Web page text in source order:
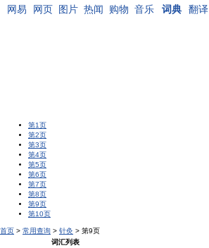
网易 网页 图片 热闻 购物 音乐 词典 翻译
第1页
第2页
第3页
第4页
第5页
第6页
第7页
第8页
第9页
第10页
首页 > 常用查询 > 针灸 > 第9页
词汇列表